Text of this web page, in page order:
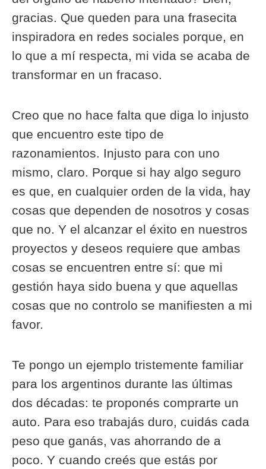
gracias. Que queden para una frasecita
inspiradora en redes sociales porque, en
lo que a mí respecta, mi vida se acaba de
transformar en un fracaso.
Creo que no hace falta que diga lo injusto
que encuentro este tipo de
razonamientos. Injusto para con uno
mismo, claro. Porque si hay algo seguro
es que, en cualquier orden de la vida, hay
cosas que dependen de nosotros y cosas
que no. Y el alcanzar el éxito en nuestros
proyectos y deseos requiere que ambas
cosas se encuentren entre sí: que mi
gestión haya sido buena y que aquellas
cosas que no controlo se manifiesten a mi
favor.
Te pongo un ejemplo tristemente familiar
para los argentinos durante las últimas
dos décadas: te proponés comprarte un
auto. Para eso trabajás duro, cuidás cada
peso que ganás, vas ahorrando de a
poco. Y cuando creés que estás por